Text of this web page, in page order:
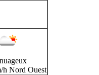
h Nord Ouest